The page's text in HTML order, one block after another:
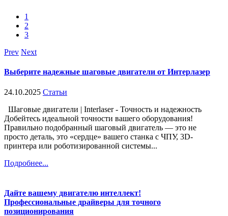
1
2
3
Prev Next
Выберите надежные шаговые двигатели от Интерлазер
24.10.2025 Статьи
Шаговые двигатели | Interlaser - Точность и надежность
Добейтесь идеальной точности вашего оборудования!
Правильно подобранный шаговый двигатель — это не
просто деталь, это «сердце» вашего станка с ЧПУ, 3D-
принтера или роботизированной системы...
Подробнее...
Дайте вашему двигателю интеллект!
Профессиональные драйверы для точного
позиционирования